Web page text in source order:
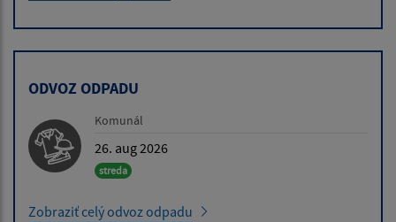
ODVOZ ODPADU
Komunál
26. aug 2026
streda
Zobraziť celý odvoz odpadu